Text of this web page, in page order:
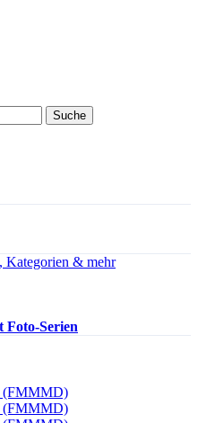
Kategorien & mehr
Foto-Serien
(FMMMD)
(FMMMD)